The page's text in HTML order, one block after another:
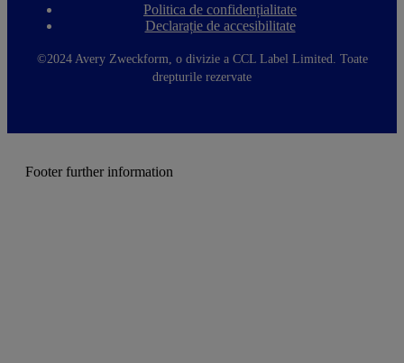
F
o
t
e
Politica de confidențialitate
Declarație de accesibilitate
©2024 Avery Zweckform, o divizie a CCL Label Limited. Toate
drepturile rezervate
Footer further information